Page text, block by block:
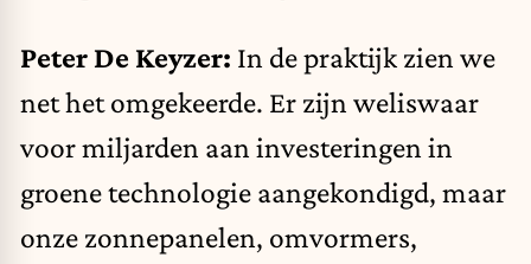
Peter De Keyzer: In de praktijk zien we
net het omgekeerde. Er zijn weliswaar
voor miljarden aan investeringen in
groene technologie aangekondigd, maar
onze zonnepanelen, omvormers,